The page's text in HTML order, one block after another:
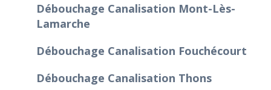
Débouchage Canalisation Mont-Lès-
Lamarche
Débouchage Canalisation Fouchécourt
Débouchage Canalisation Thons